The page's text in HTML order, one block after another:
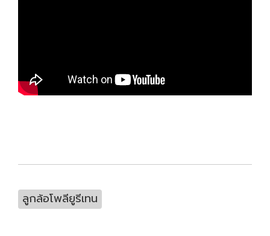
ลูกล้อโพลียูรีเทน